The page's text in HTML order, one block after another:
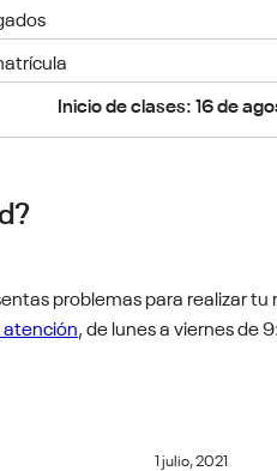
Inicio de clases: 16 de
problemas para realizar
, de lunes a viernes de
1 julio, 2021